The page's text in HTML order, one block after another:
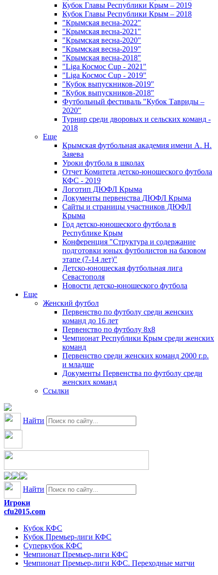
Кубок Главы Республики Крым – 2019
Кубок Главы Республики Крым – 2018
"Крымская весна-2022"
"Крымская весна-2021"
"Крымская весна-2020"
"Крымская весна-2019"
"Крымская весна-2018"
"Liga Космос Cup - 2021"
"Liga Космос Cup - 2019"
"Кубок выпускников-2019"
"Кубок выпускников-2018"
Футбольный фестиваль "Кубок Тавриды –
2020"
Турнир среди дворовых и сельских команд -
2018
Еще
Крымская футбольная академия имени А. Н.
Заяева
Уроки футбола в школах
Отчет Комитета детско-юношеского футбола
КФС - 2019
Логотип ДЮФЛ Крыма
Документы первенства ДЮФЛ Крыма
Сайты и страницы участников ДЮФЛ
Крыма
Год детско-юношеского футбола в
Республике Крым
Конференция "Структура и содержание
подготовки юных футболистов на базовом
этапе (7-14 лет)"
Детско-юношеская футбольная лига
Севастополя
Новости детско-юношеского футбола
Еще
Женский футбол
Первенство по футболу среди женских
команд до 16 лет
Первенство по футболу 8х8
Чемпионат Республики Крым среди женских
команд
Первенство среди женских команд 2000 г.р.
и младше
Документы Первенства по футболу среди
женских команд
Ссылки
Найти
Найти
Игроки
cfu2015.com
Кубок КФС
Кубок Премьер-лиги КФС
Суперкубок КФС
Чемпионат Премьер-лиги КФС
Чемпионат Премьер-лиги КФС. Переходные матчи